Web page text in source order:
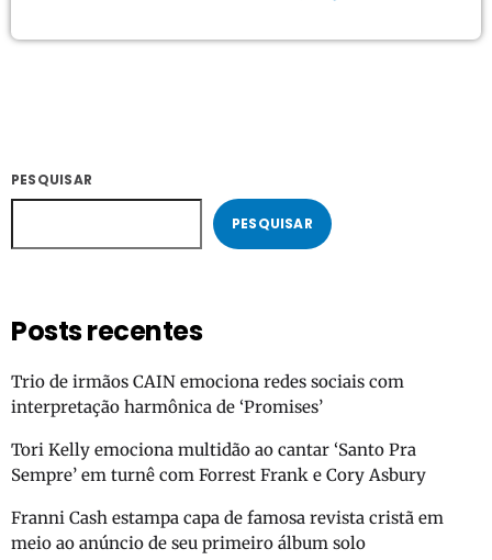
coração do Pai. Com versos emocionantes e um refrão
PESQUISAR
PESQUISAR
Posts recentes
Trio de irmãos CAIN emociona redes sociais com
interpretação harmônica de ‘Promises’
Tori Kelly emociona multidão ao cantar ‘Santo Pra
Sempre’ em turnê com Forrest Frank e Cory Asbury
Franni Cash estampa capa de famosa revista cristã em
meio ao anúncio de seu primeiro álbum solo